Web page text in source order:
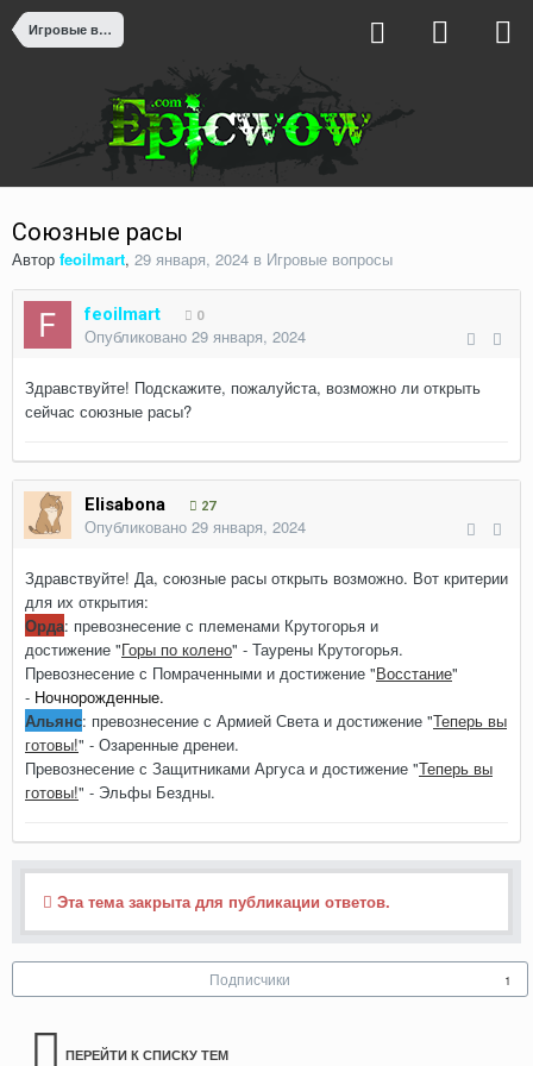
Игровые вопросы
Союзные расы
Автор feoilmart, 29 января, 2024 в Игровые вопросы
feoilmart 0
Опубликовано 29 января, 2024
Здравствуйте! Подскажите, пожалуйста, возможно ли открыть
сейчас союзные расы?
Elisabona 27
Опубликовано 29 января, 2024
Здравствуйте! Да, союзные расы открыть возможно. Вот критерии
для их открытия:
Орда: превознесение с племенами Крутогорья и
достижение "Горы по колено" - Таурены Крутогорья.
Превознесение с Помраченными и достижение "Восстание"
- Ночнорожденные.
Альянс: превознесение с Армией Света и достижение "Теперь вы
готовы!" - Озаренные дренеи.
Превознесение с Защитниками Аргуса и достижение "Теперь вы
готовы!" - Эльфы Бездны.
Эта тема закрыта для публикации ответов.
Подписчики 1
ПЕРЕЙТИ К СПИСКУ ТЕМ